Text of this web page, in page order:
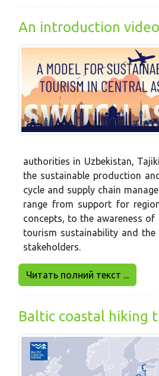
An introduction
authorities in Uzbekistan,
the sustainable production
cycle and supply chain
range from support for
concepts, to the awareness
tourism sustainability and
stakeholders.
Читать полний текст ...
Baltic coastal hiking